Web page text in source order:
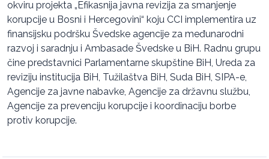
okviru projekta „Efikasnija javna revizija za smanjenje
korupcije u Bosni i Hercegovini“ koju CCI implementira uz
finansijsku podršku Švedske agencije za međunarodni
razvoj i saradnju i Ambasade Švedske u BiH. Radnu grupu
čine predstavnici Parlamentarne skupštine BiH, Ureda za
reviziju institucija BiH, Tužilaštva BiH, Suda BiH, SIPA-e,
Agencije za javne nabavke, Agencije za državnu službu,
Agencije za prevenciju korupcije i koordinaciju borbe
protiv korupcije.